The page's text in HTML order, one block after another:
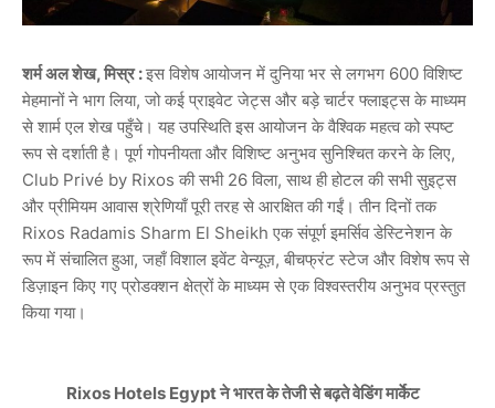
शर्म अल शेख, मिस्र :इस विशेष आयोजन में दुनिया भर से लगभग 600 विशिष्ट
मेहमानों ने भाग लिया, जो कई प्राइवेट जेट्स और बड़े चार्टर फ्लाइट्स के माध्यम
से शार्म एल शेख पहुँचे। यह उपस्थिति इस आयोजन के वैश्विक महत्व को स्पष्ट
रूप से दर्शाती है। पूर्ण गोपनीयता और विशिष्ट अनुभव सुनिश्चित करने के लिए,
Club Privé by Rixos की सभी 26 विला, साथ ही होटल की सभी सुइट्स
और प्रीमियम आवास श्रेणियाँ पूरी तरह से आरक्षित की गईं। तीन दिनों तक
Rixos Radamis Sharm El Sheikh एक संपूर्ण इमर्सिव डेस्टिनेशन के
रूप में संचालित हुआ, जहाँ विशाल इवेंट वेन्यूज़, बीचफ्रंट स्टेज और विशेष रूप से
डिज़ाइन किए गए प्रोडक्शन क्षेत्रों के माध्यम से एक विश्वस्तरीय अनुभव प्रस्तुत
किया गया।
Rixos Hotels Egypt ने भारत के तेजी से बढ़ते वेडिंग मार्केट